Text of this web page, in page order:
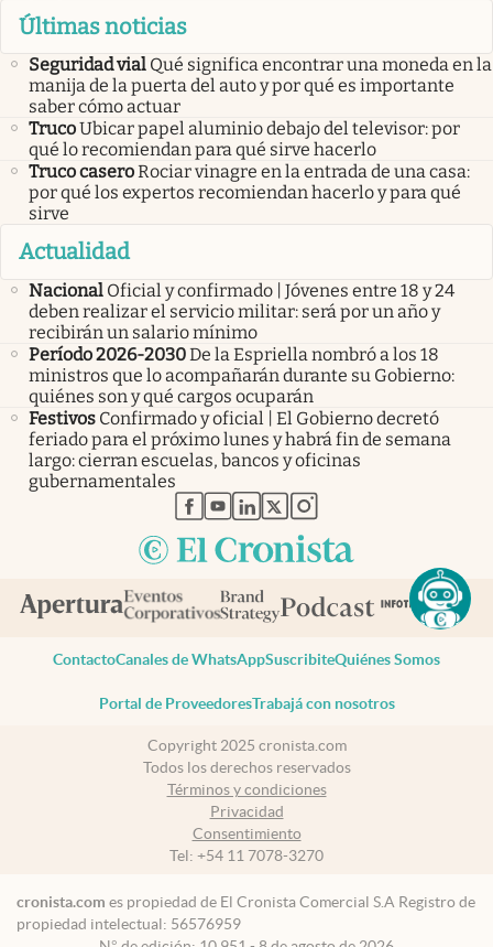
Últimas noticias
Seguridad vial Qué significa encontrar una moneda en la
manija de la puerta del auto y por qué es importante
saber cómo actuar
TrucoUbicar papel aluminio debajo del televisor: por
qué lo recomiendan para qué sirve hacerlo
Truco caseroRociar vinagre en la entrada de una casa:
por qué los expertos recomiendan hacerlo y para qué
sirve
Actualidad
Nacional Oficial y confirmado | Jóvenes entre 18 y 24
deben realizar el servicio militar: será por un año y
recibirán un salario mínimo
Período 2026-2030De la Espriella nombró a los 18
ministros que lo acompañarán durante su Gobierno:
quiénes son y qué cargos ocuparán
Festivos Confirmado y oficial | El Gobierno decretó
feriado para el próximo lunes y habrá fin de semana
largo: cierran escuelas, bancos y oficinas
gubernamentales
abre en nueva pestaña
abre en nueva pestaña
abre en nueva pestaña
abre en nueva pestaña
abre en nueva pestaña
ContactoCanales de WhatsAppSuscribiteQuiénes Somos
Portal de ProveedoresTrabajá con nosotros
Copyright 2025 cronista.com
Todos los derechos reservados
Términos y condiciones
Privacidad
Consentimiento
Tel: +54 11 7078-3270
cronista.com es propiedad de El Cronista Comercial S.A Registro de
propiedad intelectual: 56576959